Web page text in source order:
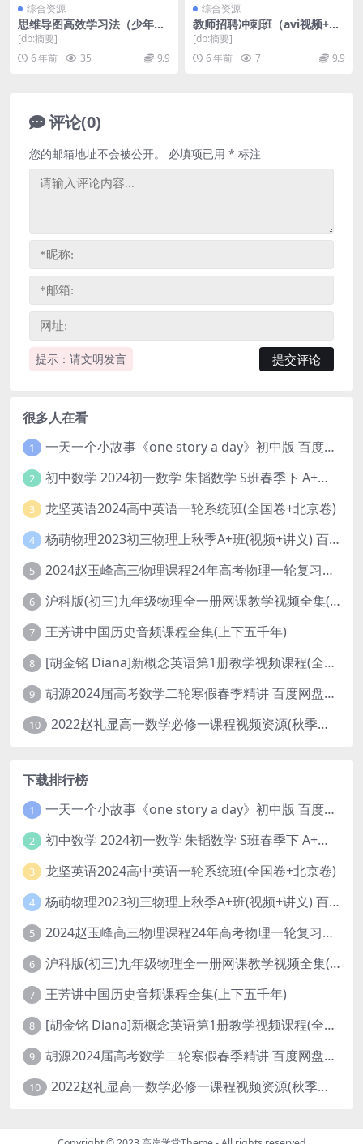
综合资源
思维导图高效学习法（少年得
到）（高清视频）百度网盘
[db:摘要]
6 年前
35 9.9
综合资源
教师招聘冲刺班（avi视频+pd
f讲义）百度网盘
[db:摘要]
6 年前
7 9.9
评论(0)
提示：请文明发言
您的邮箱地址不会被公开。 必填项已用 * 标注
很多人在看
1 一天一个小故事《one story a day》初中版 百度网盘分享下载
2 初中数学 2024初一数学 朱韬数学 S班春季下 A+班春季下 百度云网盘
3 龙坚英语2024高中英语一轮系统班(全国卷+北京卷)
4 杨萌物理2023初三物理上秋季A+班(视频+讲义) 百度网盘分享
5 2024赵玉峰高三物理课程24年高考物理一轮复习网课教程
6 沪科版(初三)九年级物理全一册网课教学视频全集(录播版 杜春雨 66讲)
7 王芳讲中国历史音频课程全集(上下五千年)
8 [胡金铭 Diana]新概念英语第1册教学视频课程(全集 百度网盘下载)
9 胡源2024届高考数学二轮寒假春季精讲 百度网盘分享
10 2022赵礼显高一数学必修一课程视频资源(秋季班 含讲义)百度网盘云
下载排行榜
1 一天一个小故事《one story a day》初中版 百度网盘分享下载
2 初中数学 2024初一数学 朱韬数学 S班春季下 A+班春季下 百度云网盘
3 龙坚英语2024高中英语一轮系统班(全国卷+北京卷)
4 杨萌物理2023初三物理上秋季A+班(视频+讲义) 百度网盘分享
5 2024赵玉峰高三物理课程24年高考物理一轮复习网课教程
6 沪科版(初三)九年级物理全一册网课教学视频全集(录播版 杜春雨 66讲)
7 王芳讲中国历史音频课程全集(上下五千年)
8 [胡金铭 Diana]新概念英语第1册教学视频课程(全集 百度网盘下载)
9 胡源2024届高考数学二轮寒假春季精讲 百度网盘分享
10 2022赵礼显高一数学必修一课程视频资源(秋季班 含讲义)百度网盘云